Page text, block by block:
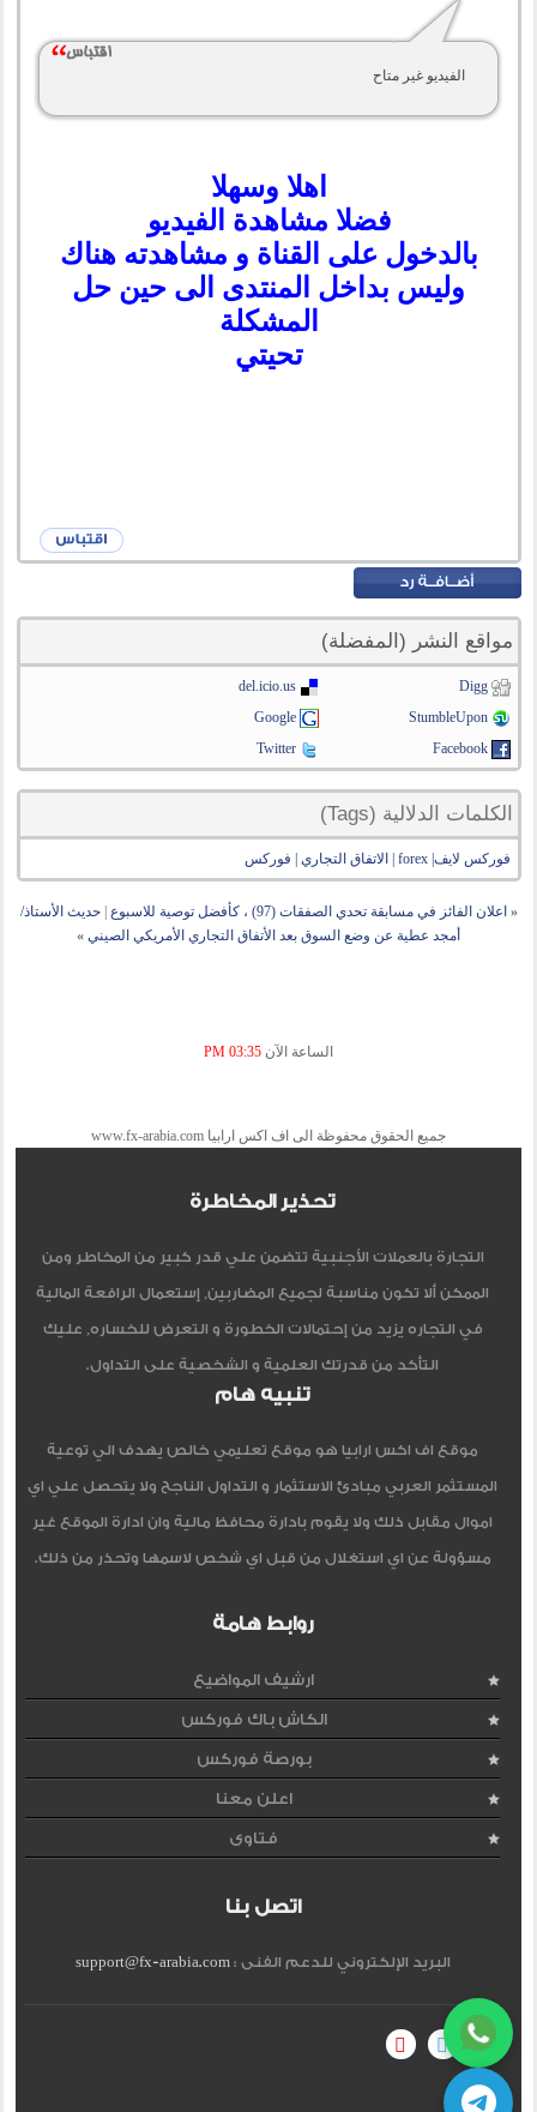
الفيديو غير متاح
اهلا وسهلا
فضلا مشاهدة الفيديو
بالدخول على القناة و مشاهدته هناك
وليس بداخل المنتدى الى حين حل
المشكلة
تحيتي
مواقع النشر (المفضلة)
Digg
del.icio.us
StumbleUpon
Google
Facebook
Twitter
الكلمات الدلالية (Tags)
فوركس لايف| forex | الاتفاق التجاري | فوركس
« اعلان الفائز في مسابقة تحدي الصفقات (97) ، كأفضل توصية للاسبوع |حديث الأستاذ/
أمجد عطية عن وضع السوق بعد الأتفاق التجاري الأمريكي الصيني »
الساعة الآن 03:35 PM
جميع الحقوق محفوظة الى اف اكس ارابيا www.fx-arabia.com
تحذير المخاطرة
التجارة بالعملات الأجنبية تتضمن علي قدر كبير من المخاطر ومن
الممكن ألا تكون مناسبة لجميع المضاربين, إستعمال الرافعة المالية
في التجاره يزيد من إحتمالات الخطورة و التعرض للخساره, عليك
التأكد من قدرتك العلمية و الشخصية على التداول.
تنبيه هام
موقع اف اكس ارابيا هو موقع تعليمي خالص يهدف الي توعية
المستثمر العربي مبادئ الاستثمار و التداول الناجح ولا يتحصل علي اي
اموال مقابل ذلك ولا يقوم بادارة محافظ مالية وان ادارة الموقع غير
مسؤولة عن اي استغلال من قبل اي شخص لاسمها وتحذر من ذلك.
روابط هامة
ارشيف المواضيع
الكاش باك فوركس
بورصة فوركس
اعلن معنا
فتاوى
اتصل بنا
البريد الإلكتروني للدعم الفنى :support@fx-arabia.com